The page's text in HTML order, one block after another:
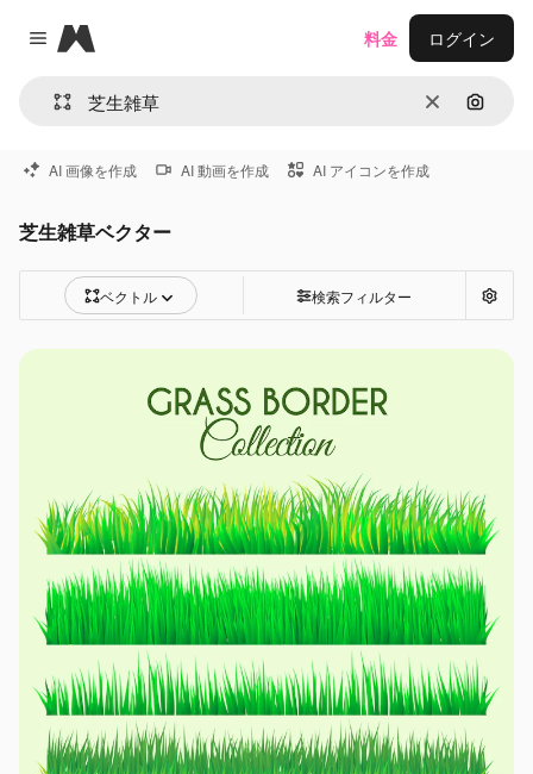
Close menu
Magnific
消去 画像で
料金 ログイン
AI 画像を作成 AI 動画を作成 AI アイコンを作成
芝生雑草ベクター
ベクトル 検索フィルター